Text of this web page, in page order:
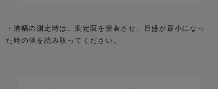
・溝幅の測定時は、測定面を密着させ、目盛が最小になっ
た時の値を読み取ってください。